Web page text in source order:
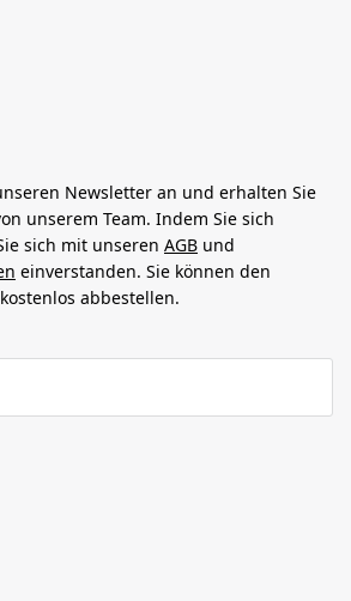
Newsletter an und erhalten Sie
unserem Team. Indem Sie sich
sich mit unseren AGB und
einverstanden. Sie können den
abbestellen.